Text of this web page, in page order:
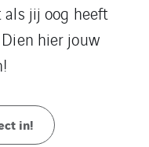
jij oog heeft
hier jouw
in!